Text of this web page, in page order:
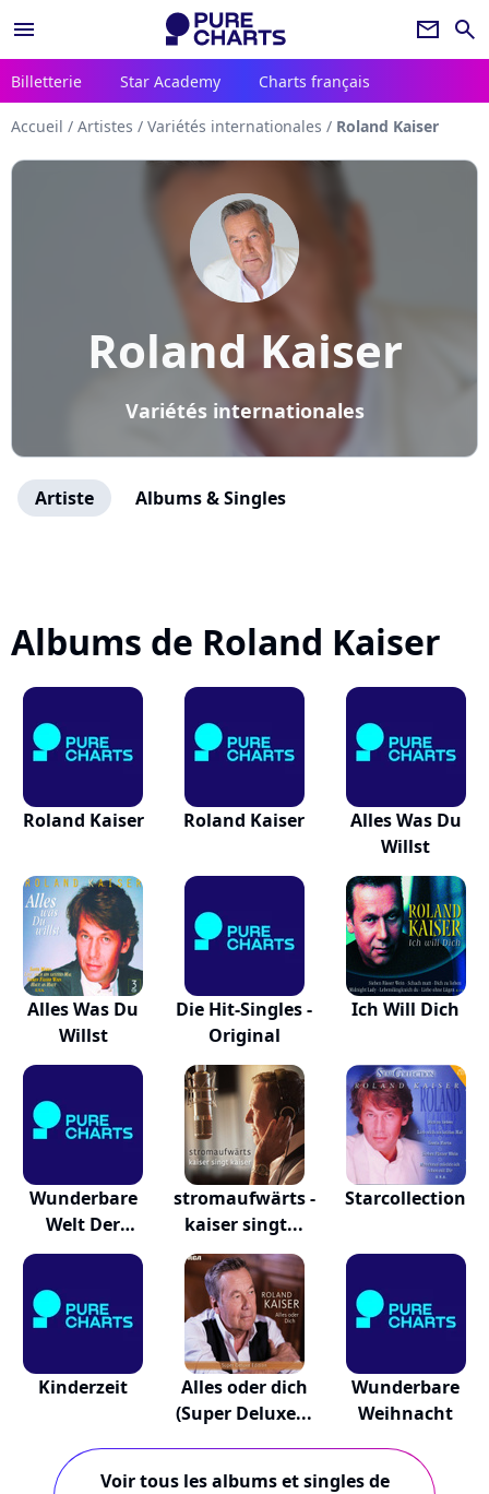
menu newsletter search
Billetterie Star Academy Charts français
Accueil / Artistes / Variétés internationales / Roland Kaiser
Roland Kaiser
Variétés internationales
Artiste Albums & Singles
Albums de Roland Kaiser
Roland Kaiser Roland Kaiser
Alles Was Du
Willst
Alles Was Du
Willst
Die Hit-Singles -
Original
Ich Will Dich
Wunderbare
Welt Der
Weihnacht
stromaufwärts -
kaiser singt...
Starcollection
Kinderzeit
Alles oder dich
(Super Deluxe...
Wunderbare
Weihnacht
Voir tous les albums et singles de